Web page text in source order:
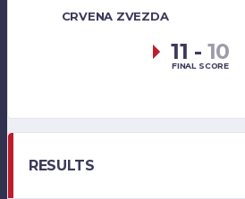
CRVENA ZVEZDA
11 - 10
FINAL SCORE
RESULTS